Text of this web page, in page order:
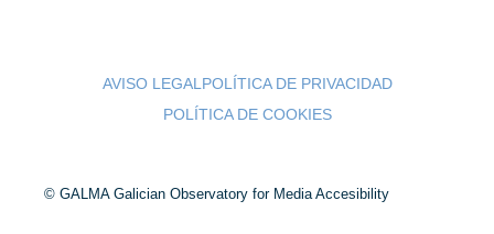
AVISO LEGAL POLÍTICA DE PRIVACIDAD
POLÍTICA DE COOKIES
© GALMA Galician Observatory for Media Accesibility